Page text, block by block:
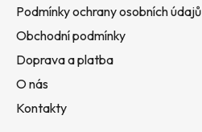
Podmínky ochrany osobních údajů
Obchodní podmínky
Doprava a platba
O nás
Kontakty